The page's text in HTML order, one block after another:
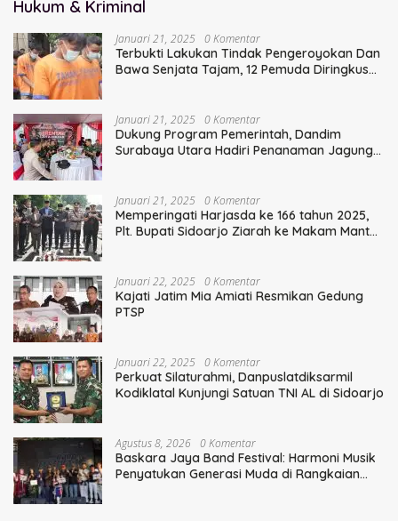
Hukum & Kriminal
Januari 21, 2025 0 Komentar
Terbukti Lakukan Tindak Pengeroyokan Dan
Bawa Senjata Tajam, 12 Pemuda Diringkus
Januari 21, 2025 0 Komentar
Dukung Program Pemerintah, Dandim
Surabaya Utara Hadiri Penanaman Jagung
Januari 21, 2025 0 Komentar
Memperingati Harjasda ke 166 tahun 2025,
Plt. Bupati Sidoarjo Ziarah ke Makam Mantan
Januari 22, 2025 0 Komentar
Kajati Jatim Mia Amiati Resmikan Gedung
PTSP
Januari 22, 2025 0 Komentar
Perkuat Silaturahmi, Danpuslatdiksarmil
Kodiklatal Kunjungi Satuan TNI AL di Sidoarjo
Agustus 8, 2026 0 Komentar
Baskara Jaya Band Festival: Harmoni Musik
Penyatukan Generasi Muda di Rangkaian